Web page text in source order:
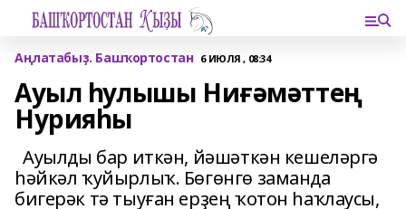
Аңлатабыҙ. Башҡортостан 6 ИЮЛЯ , 08:34
Ауыл һулышы Ниғәмәттең
Нурияһы
Ауылды бар иткән, йәшәткән кешеләргә
һәйкәл ҡуйырлыҡ. Бөгөнгө заманда
бигерәк тә тыуған ерҙең ҡотон һаҡлаусы,